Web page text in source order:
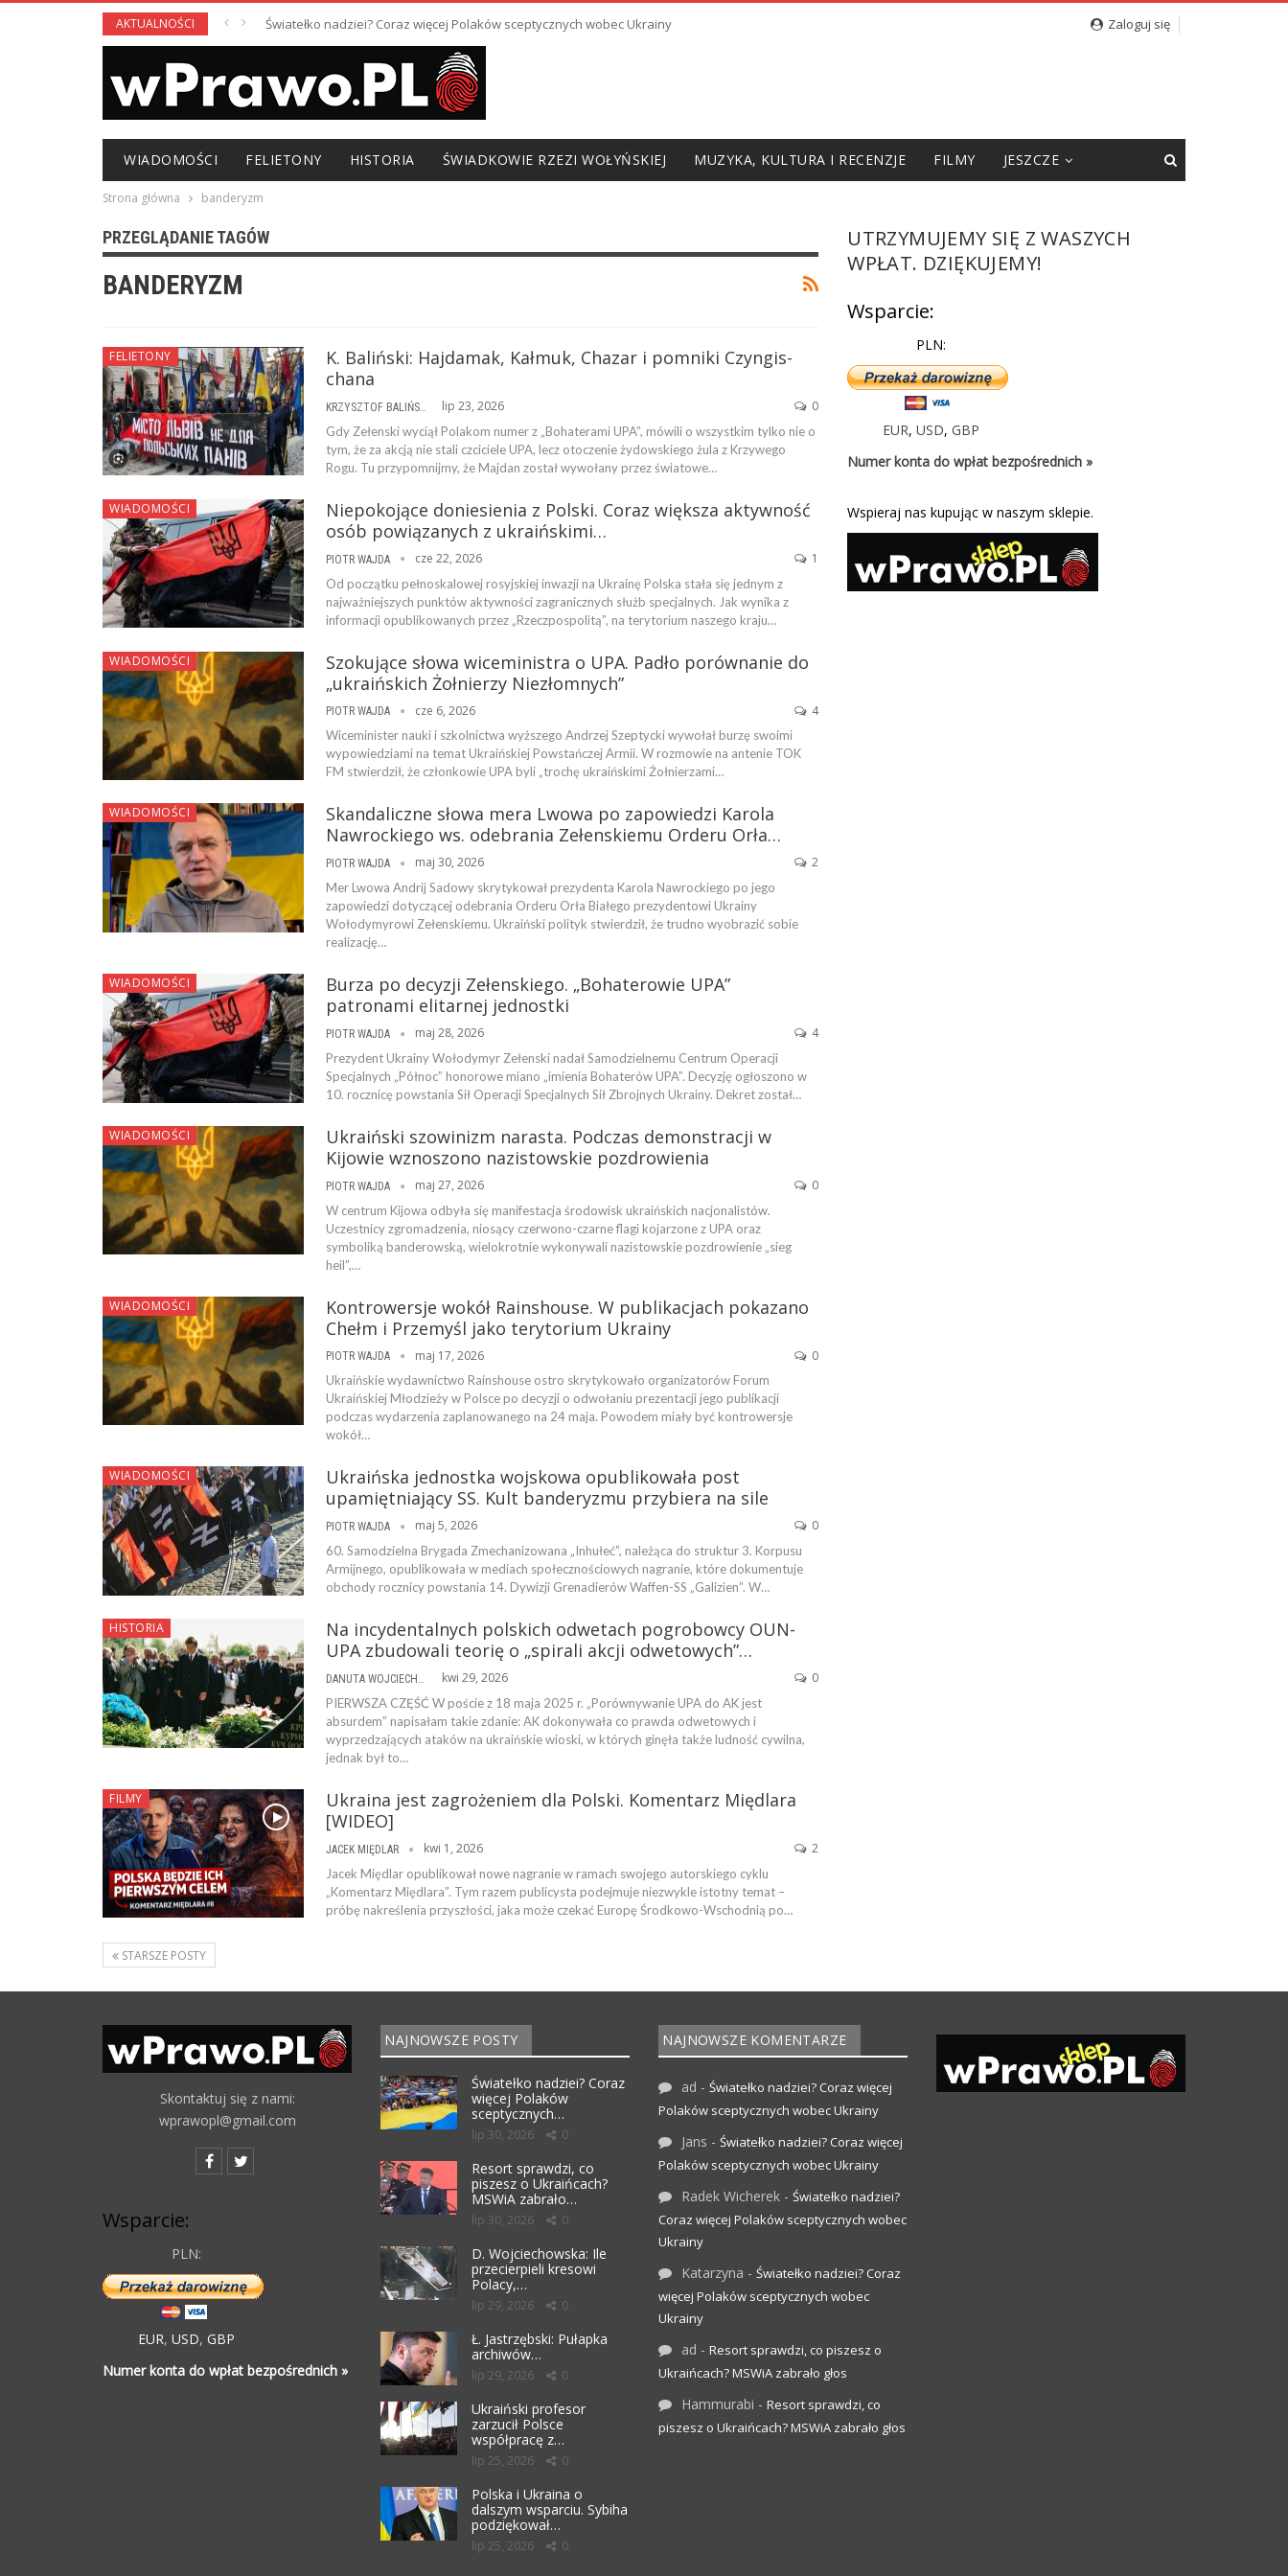
AKTUALNOŚCI Światełko nadziei? Coraz więcej Polaków sceptycznych wobec Ukrainy Zaloguj się
WIADOMOŚCI FELIETONY HISTORIA ŚWIADKOWIE RZEZI WOŁYŃSKIEJ MUZYKA, KULTURA I RECENZJE FILMY JESZCZE
Strona główna banderyzm
PRZEGLĄDANIE TAGÓW
BANDERYZM
FELIETONY
K. Baliński: Hajdamak, Kałmuk, Chazar i pomniki Czyngis-
chana
lip 23, 2026 0
Gdy Zełenski wyciął Polakom numer z „Bohaterami UPA”, mówili o wszystkim tylko nie o
tym, że za akcją nie stali czciciele UPA, lecz otoczenie żydowskiego żula z Krzywego
Rogu. Tu przypomnijmy, że Majdan został wywołany przez światowe…
WIADOMOŚCI
Niepokojące doniesienia z Polski. Coraz większa aktywność
osób powiązanych z ukraińskimi…
PIOTR WAJDA cze 22, 2026 1
Od początku pełnoskalowej rosyjskiej inwazji na Ukrainę Polska stała się jednym z
najważniejszych punktów aktywności zagranicznych służb specjalnych. Jak wynika z
informacji opublikowanych przez „Rzeczpospolitą”, na terytorium naszego kraju…
WIADOMOŚCI
Szokujące słowa wiceministra o UPA. Padło porównanie do
„ukraińskich Żołnierzy Niezłomnych”
PIOTR WAJDA cze 6, 2026 4
Wiceminister nauki i szkolnictwa wyższego Andrzej Szeptycki wywołał burzę swoimi
wypowiedziami na temat Ukraińskiej Powstańczej Armii. W rozmowie na antenie TOK
FM stwierdził, że członkowie UPA byli „trochę ukraińskimi Żołnierzami…
WIADOMOŚCI
Skandaliczne słowa mera Lwowa po zapowiedzi Karola
Nawrockiego ws. odebrania Zełenskiemu Orderu Orła…
PIOTR WAJDA maj 30, 2026 2
Mer Lwowa Andrij Sadowy skrytykował prezydenta Karola Nawrockiego po jego
zapowiedzi dotyczącej odebrania Orderu Orła Białego prezydentowi Ukrainy
Wołodymyrowi Zełenskiemu. Ukraiński polityk stwierdził, że trudno wyobrazić sobie
realizację…
WIADOMOŚCI
Burza po decyzji Zełenskiego. „Bohaterowie UPA”
patronami elitarnej jednostki
PIOTR WAJDA maj 28, 2026 4
Prezydent Ukrainy Wołodymyr Zełenski nadał Samodzielnemu Centrum Operacji
Specjalnych „Północ” honorowe miano „imienia Bohaterów UPA”. Decyzję ogłoszono w
10. rocznicę powstania Sił Operacji Specjalnych Sił Zbrojnych Ukrainy. Dekret został…
WIADOMOŚCI
Ukraiński szowinizm narasta. Podczas demonstracji w
Kijowie wznoszono nazistowskie pozdrowienia
PIOTR WAJDA maj 27, 2026 0
W centrum Kijowa odbyła się manifestacja środowisk ukraińskich nacjonalistów.
Uczestnicy zgromadzenia, niosący czerwono-czarne flagi kojarzone z UPA oraz
symboliką banderowską, wielokrotnie wykonywali nazistowskie pozdrowienie „sieg
heil”,…
WIADOMOŚCI
Kontrowersje wokół Rainshouse. W publikacjach pokazano
Chełm i Przemyśl jako terytorium Ukrainy
PIOTR WAJDA maj 17, 2026 0
Ukraińskie wydawnictwo Rainshouse ostro skrytykowało organizatorów Forum
Ukraińskiej Młodzieży w Polsce po decyzji o odwołaniu prezentacji jego publikacji
podczas wydarzenia zaplanowanego na 24 maja. Powodem miały być kontrowersje
wokół…
WIADOMOŚCI
Ukraińska jednostka wojskowa opublikowała post
upamiętniający SS. Kult banderyzmu przybiera na sile
PIOTR WAJDA maj 5, 2026 0
60. Samodzielna Brygada Zmechanizowana „Inhułeć”, należąca do struktur 3. Korpusu
Armijnego, opublikowała w mediach społecznościowych nagranie, które dokumentuje
obchody rocznicy powstania 14. Dywizji Grenadierów Waffen-SS „Galizien”. W…
HISTORIA
Na incydentalnych polskich odwetach pogrobowcy OUN-
UPA zbudowali teorię o „spirali akcji odwetowych”…
DANUTA WOJCIECHOWSKA kwi 29, 2026 0
PIERWSZA CZĘŚĆ W poście z 18 maja 2025 r. „Porównywanie UPA do AK jest
absurdem” napisałam takie zdanie: AK dokonywała co prawda odwetowych i
wyprzedzających ataków na ukraińskie wioski, w których ginęła także ludność cywilna,
jednak był to…
FILMY
Ukraina jest zagrożeniem dla Polski. Komentarz Międlara
[WIDEO]
JACEK MIĘDLAR kwi 1, 2026 2
Jacek Międlar opublikował nowe nagranie w ramach swojego autorskiego cyklu
„Komentarz Międlara”. Tym razem publicysta podejmuje niezwykle istotny temat –
próbę nakreślenia przyszłości, jaka może czekać Europę Środkowo-Wschodnią po…
STARSZE POSTY
UTRZYMUJEMY SIĘ Z WASZYCH
WPŁAT. DZIĘKUJEMY!
Wsparcie:
PLN:
EUR,USD,GBP
Numer konta do wpłat bezpośrednich »
Wspieraj nas kupując w naszym sklepie.
Skontaktuj się z nami:
wprawopl@gmail.com
Wsparcie:
PLN:
EUR, USD, GBP
Numer konta do wpłat bezpośrednich »
NAJNOWSZE POSTY
Światełko nadziei? Coraz
więcej Polaków
sceptycznych…
lip 30, 2026 0
Resort sprawdzi, co
piszesz o Ukraińcach?
MSWiA zabrało…
lip 30, 2026 0
D. Wojciechowska: Ile
przecierpieli kresowi
Polacy,…
lip 29, 2026 0
Ł. Jastrzębski: Pułapka
archiwów…
lip 29, 2026 0
Ukraiński profesor
zarzucił Polsce
współpracę z…
lip 25, 2026 0
Polska i Ukraina o
dalszym wsparciu. Sybiha
podziękował…
lip 25, 2026 0
NAJNOWSZE KOMENTARZE
ad - Światełko nadziei? Coraz więcej
Polaków sceptycznych wobec Ukrainy
Jans - Światełko nadziei? Coraz więcej
Polaków sceptycznych wobec Ukrainy
Radek Wicherek - Światełko nadziei?
Coraz więcej Polaków sceptycznych wobec
Ukrainy
Katarzyna - Światełko nadziei? Coraz
więcej Polaków sceptycznych wobec
Ukrainy
ad - Resort sprawdzi, co piszesz o
Ukraińcach? MSWiA zabrało głos
Hammurabi - Resort sprawdzi, co
piszesz o Ukraińcach? MSWiA zabrało głos